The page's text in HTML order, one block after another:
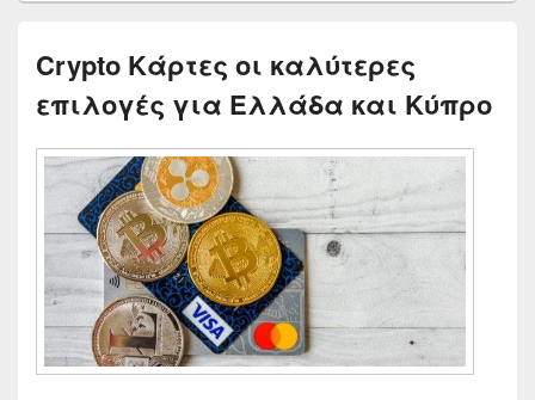
Crypto Κάρτες οι καλύτερες
επιλογές για Ελλάδα και Κύπρο